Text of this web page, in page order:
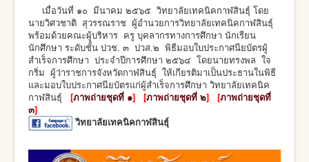
เมื่อวันที่ ๑๐ มีนาคม ๒๕๖๕ วิทยาลัยเทคนิคกาฬสินธุ์ โดย
นายวิศวชาติ สุวรรณราช ผู้อำนวยการวิทยาลัยเทคนิคกาฬสินธุ์
พร้อมด้วยคณะผู้บริหาร ครู บุคลากรทางการศึกษา นักเรียน
นักศึกษา ระดับชั้น ปวช. ๓ ปวส.๒ พิธีมอบใบประกาศนียบัตรผู้
สำเร็จการศึกษา ประจำปีการศึกษา ๒๕๖๔ โดยนายทรงพล ใจ
กริ่ม ผู้ว่าราชการจังหวัดกาฬสินธุ์ ให้เกียรติมาเป็นประธานในพิธี
และมอบใบประกาศนียบัตรแก่ผู้สำเร็จการศึกษา วิทยาลัยเทคนิค
กาฬสินธุ์
[ภาพถ่ายชุดที่ ๑] [ภาพถ่ายชุดที่ ๒] [ภาพถ่ายชุดที่
๓]
วิทยาลัยเทคนิคกาฬสินธุ์